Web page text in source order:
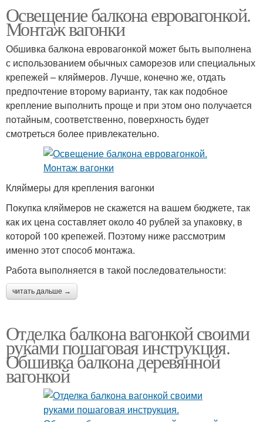
Освещение балкона евровагонкой.
Монтаж вагонки
Обшивка балкона евровагонкой может быть выполнена
с использованием обычных саморезов или специальных
крепежей – кляймеров. Лучше, конечно же, отдать
предпочтение второму варианту, так как подобное
крепление выполнить проще и при этом оно получается
потайным, соответственно, поверхность будет
смотреться более привлекательно.
Кляймеры для крепления вагонки
Покупка кляймеров не скажется на вашем бюджете, так
как их цена составляет около 40 рублей за упаковку, в
которой 100 крепежей. Поэтому ниже рассмотрим
именно этот способ монтажа.
Работа выполняется в такой последовательности:
читать дальше →
Отделка балкона вагонкой своими
руками пошаговая инструкция.
Обшивка балкона деревянной
вагонкой